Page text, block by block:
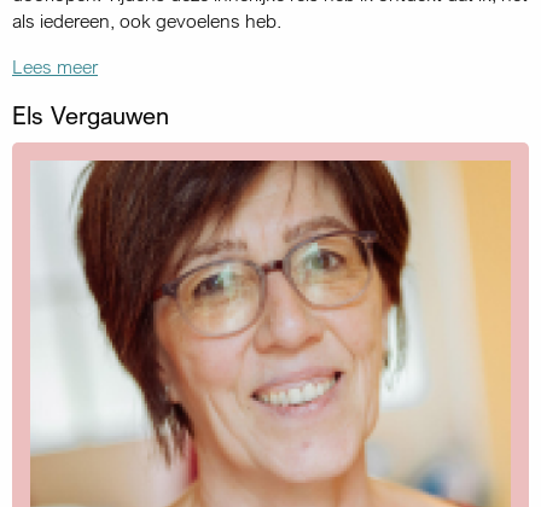
als iedereen, ook gevoelens heb.
Lees meer
Els Vergauwen